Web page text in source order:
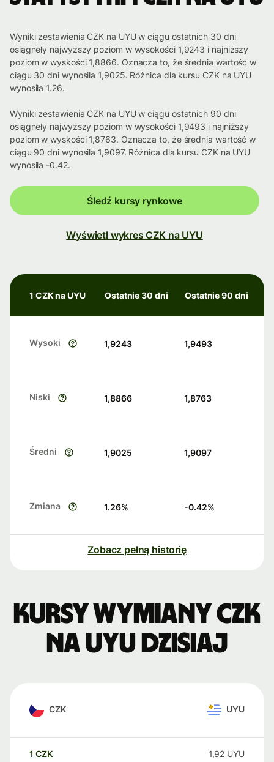
Wyniki zestawienia CZK na UYU w ciągu ostatnich 30 dni
osiągneły najwyższy poziom w wysokości 1,9243 i najniższy
poziom w wyskości 1,8866. Oznacza to, że średnia wartość w
ciągu 30 dni wynosiła 1,9025. Różnica dla kursu CZK na UYU
wynosiła 1.26.
Wyniki zestawienia CZK na UYU w ciągu ostatnich 90 dni
osiągneły najwyższy poziom w wysokości 1,9493 i najniższy
poziom w wyskości 1,8763. Oznacza to, że średnia wartość w
ciągu 90 dni wynosiła 1,9097. Różnica dla kursu CZK na UYU
wynosiła -0.42.
Śledź kursy rynkowe
Wyświetl wykres CZK na UYU
1 CZK na UYU Ostatnie 30 dni Ostatnie 90 dni
Wysoki 1,9243 1,9493
Niski 1,8866 1,8763
Średni 1,9025 1,9097
Zmiana 1.26% -0.42%
Zobacz pełną historię
Kursy wymiany CZK
na UYU dzisiaj
CZK UYU
1 CZK 1,92 UYU